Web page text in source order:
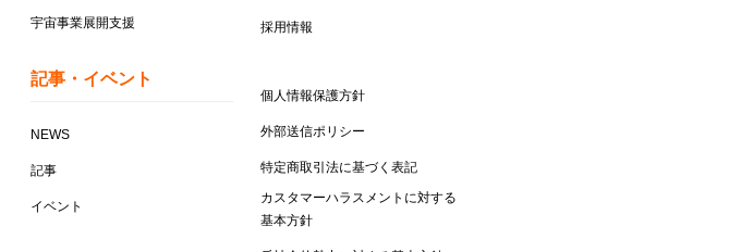
宇宙事業展開支援
記事・イベント
NEWS
記事
イベント
採用情報
個人情報保護方針
外部送信ポリシー
特定商取引法に基づく表記
カスタマーハラスメントに対する
基本方針